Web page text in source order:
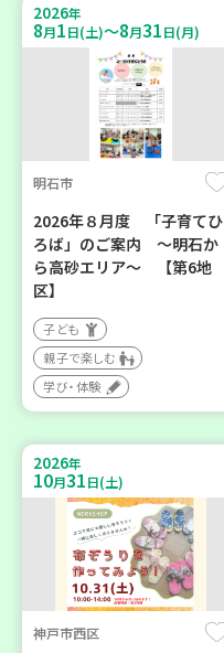
2026年
8月1日(土)～8月31日(月)
明石市
2026年８月度 「子育てひ
ろば」のご案内 ～明石か
ら高砂エリア～ 【第6地
区】
子ども
親子で楽しむ
学び・体験
2026年
10月31日(土)
神戸市西区